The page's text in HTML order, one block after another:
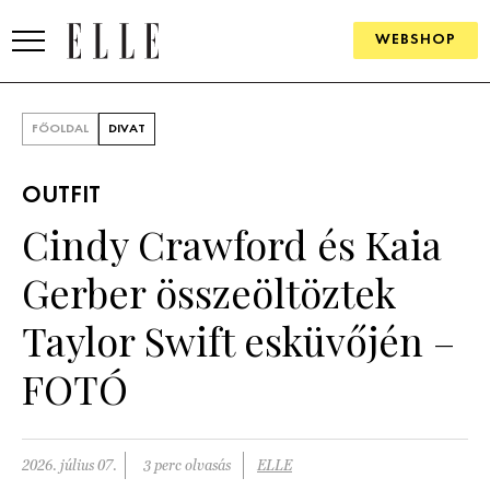
WEBSHOP
SZÉPSÉG
PSZICHÉ
PÁRKAPCSOLAT
FŐOLDAL DIVAT
OUTFIT
Cindy Crawford és Kaia
Gerber összeöltöztek
Taylor Swift esküvőjén –
FOTÓ
2026. július 07. 3 perc olvasás ELLE